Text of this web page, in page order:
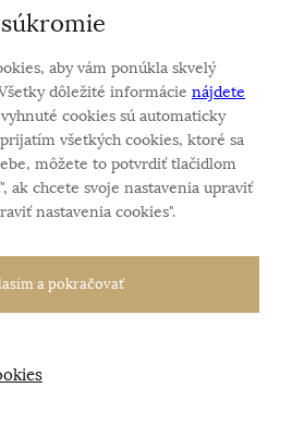
O nás
sa na predaj hodiniek
web stránky.
s.r.o.
aby vám ponúkla skvelý
dôležité informácie nájdete
cookies sú automaticky
všetkých cookies, ktoré sa
môžete to potvrdiť tlačidlom
ak chcete svoje nastavenia upraviť
nastavenia cookies".
a pokračovať